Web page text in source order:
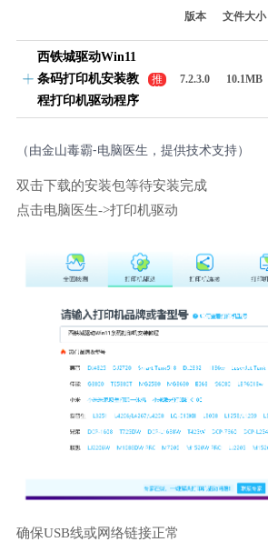
版本 文件大小
西铁城驱动Win11
条码打印机安装教
程打印机驱动程序
推
荐
7.2.3.0 10.1MB
（由金山毒霸-电脑医生，提供技术支持）
双击下载的安装包等待安装完成
点击电脑医生->打印机驱动
确保USB线或网络链接正常